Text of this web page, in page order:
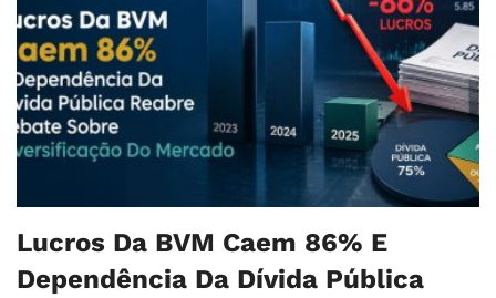
Lucros Da BVM Caem 86% E
Dependência Da Dívida Pública